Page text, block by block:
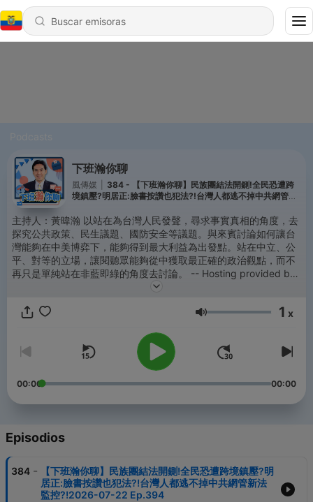
下班瀚你聊
風傳媒
384 - 【下班瀚你聊】民族團結法開鍘!全民恐遭跨
境鎮壓?明居正:臉書按讚也犯法?!台灣人都逃不掉中共網管新
主持人：黃暐瀚 以站在為台灣人民發聲，尋求事實真相的角度，去
探究公共政策、民生議題、國防安全等議題。與來賓討論如何讓台
灣能夠在中美博弈下，能夠得到最大利益為出發點。站在中立、公
平、對等的立場，讓閱聽眾能夠從中獲取最正確的政治觀點，而不
再只是單純站在非藍即綠的角度去討論。 -- Hosting provided by
Volumen 1 x
00:00 00:00
Episodios
384 -
【下班瀚你聊】民族團結法開鍘!全民恐遭跨境鎮壓?明
居正:臉書按讚也犯法?!台灣人都逃不掉中共網管新法
監控?!2026-07-22 Ep.394